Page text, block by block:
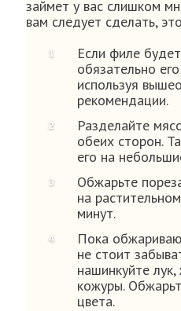
займет у вас слишком
вам следует сделать,
Если филе
обязательно
используя
рекомендации.
Разделайте
обеих сторон.
его на
Обжарьте
на
минут.
Пока
не стоит
нашинкуйте
кожуры.
цвета.